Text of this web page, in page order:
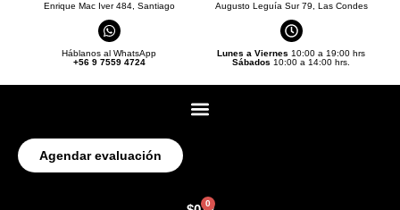
Enrique Mac Iver 484, Santiago Augusto Leguía Sur 79, Las Condes
Háblanos al WhatsApp
+56 9 7559 4724
Lunes a Viernes 10:00 a 19:00 hrs
Sábados 10:00 a 14:00 hrs.
Agendar evaluación
0